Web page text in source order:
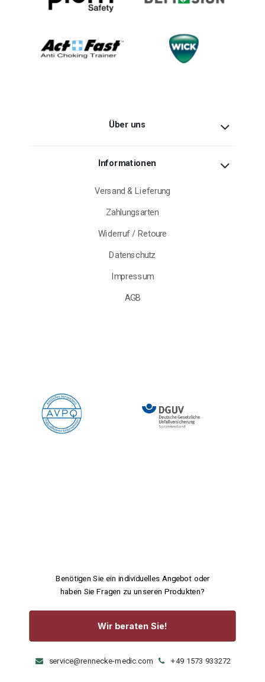
Über uns
Informationen
Versand & Lieferung
Zahlungsarten
Widerruf / Retoure
Datenschutz
Impressum
AGB
Benötigen Sie ein individuelles Angebot oder
haben Sie Fragen zu unseren Produkten?
Wir beraten Sie!
service@rennecke-medic.com +49 1573 933272